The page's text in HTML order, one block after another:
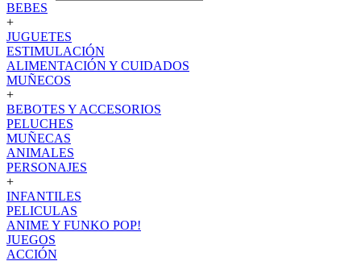
BEBES
+
JUGUETES
ESTIMULACIÓN
ALIMENTACIÓN Y CUIDADOS
MUÑECOS
+
BEBOTES Y ACCESORIOS
PELUCHES
MUÑECAS
ANIMALES
PERSONAJES
+
INFANTILES
PELICULAS
ANIME Y FUNKO POP!
JUEGOS
ACCIÓN